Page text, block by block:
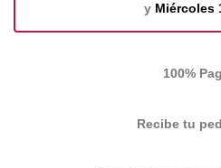
y Miércoles
100%
Recibe tu